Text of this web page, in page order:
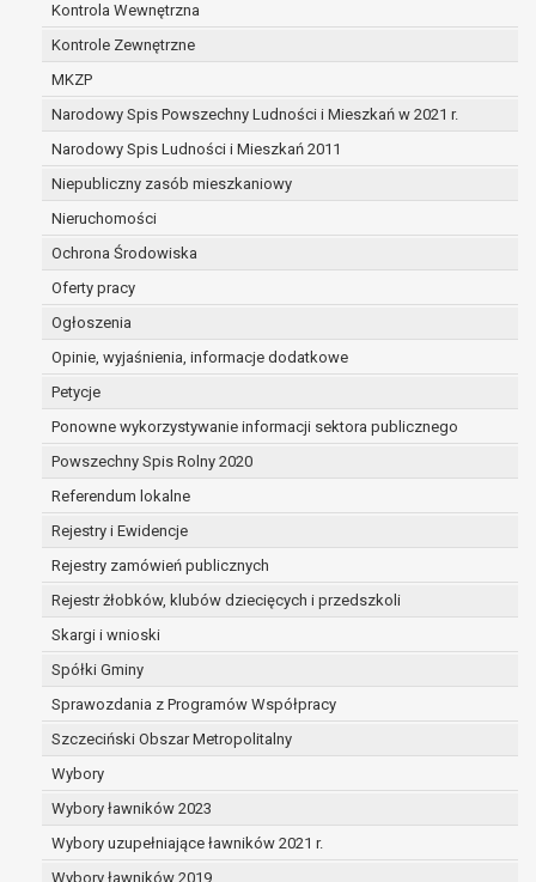
Kontrola Wewnętrzna
Kontrole Zewnętrzne
MKZP
Narodowy Spis Powszechny Ludności i Mieszkań w 2021 r.
Narodowy Spis Ludności i Mieszkań 2011
Niepubliczny zasób mieszkaniowy
Nieruchomości
Ochrona Środowiska
Oferty pracy
Ogłoszenia
Opinie, wyjaśnienia, informacje dodatkowe
Petycje
Ponowne wykorzystywanie informacji sektora publicznego
Powszechny Spis Rolny 2020
Referendum lokalne
Rejestry i Ewidencje
Rejestry zamówień publicznych
Rejestr żłobków, klubów dziecięcych i przedszkoli
Skargi i wnioski
Spółki Gminy
Sprawozdania z Programów Współpracy
Szczeciński Obszar Metropolitalny
Wybory
Wybory ławników 2023
Wybory uzupełniające ławników 2021 r.
Wybory ławników 2019
umowy o dofinansowanie zawartej między
beneficjentem a określoną instytucją, trwałości
danego projektu i konieczności zachowania
dokumentacji projektu do celów kontrolnych.
W związku z przetwarzaniem przez
administratora danych osobowych przysługuje
Pani/Panu:
prawo dostępu do treści danych oraz
otrzymywania ich kopii na podstawie art. 15
RODO;
podstawie art. 16 RODO,
dane są nieprawidłowe lub
prawo do żądania usunięcia danych
osobowych (tzw. prawo do bycia
zapomnianym) na podstawie art. 17 RODO,
w przypadku gdy:
dane nie są już niezbędne do celów,
dla których były zebrane lub w inny
sposób przetwarzane,
osoba, której dane dotyczą, wniosła
sprzeciw wobec przetwarzania
danych osobowych,
zgodę na przetwarzanie danych
osobowych, która jest podstawą
przetwarzania danych i nie ma innej
danych,
dane osobowe przetwarzane są
niezgodnie z prawem,